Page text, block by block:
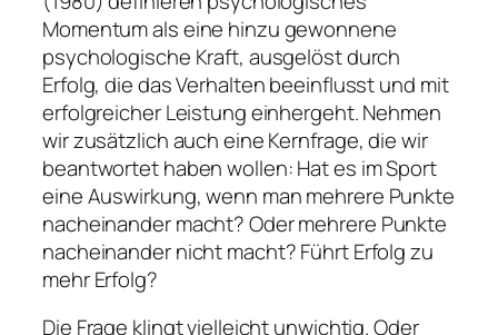
Momentum als eine hinzu gewonnene
psychologische Kraft, ausgelöst durch
Erfolg, die das Verhalten beeinflusst und mit
erfolgreicher Leistung einhergeht. Nehmen
wir zusätzlich auch eine Kernfrage, die wir
beantwortet haben wollen: Hat es im Sport
eine Auswirkung, wenn man mehrere Punkte
nacheinander macht? Oder mehrere Punkte
nacheinander nicht macht? Führt Erfolg zu
mehr Erfolg?
Die Frage klingt vielleicht unwichtig. Oder